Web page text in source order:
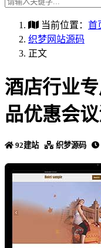
当前位置： 首
织梦网站源码
正文
酒店行业
品优惠会
92建站 织梦源码